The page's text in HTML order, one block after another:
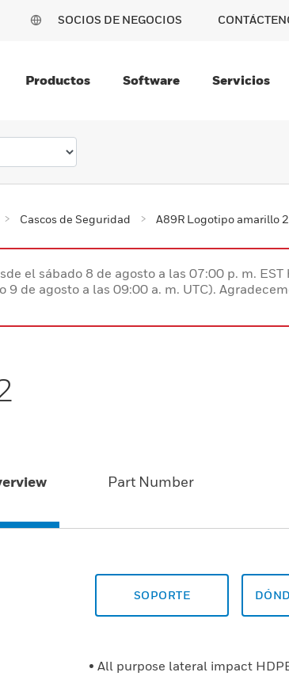
SOCIOS DE NEGOCIOS
Productos Software Servicios
Cascos de Seguridad A89R Logotipo amarillo 2
el sábado 8 de agosto a las 07:00 p. m.
de agosto a las 09:00 a. m. UTC).
Part Number
SOPORTE
• All purpose lateral impact